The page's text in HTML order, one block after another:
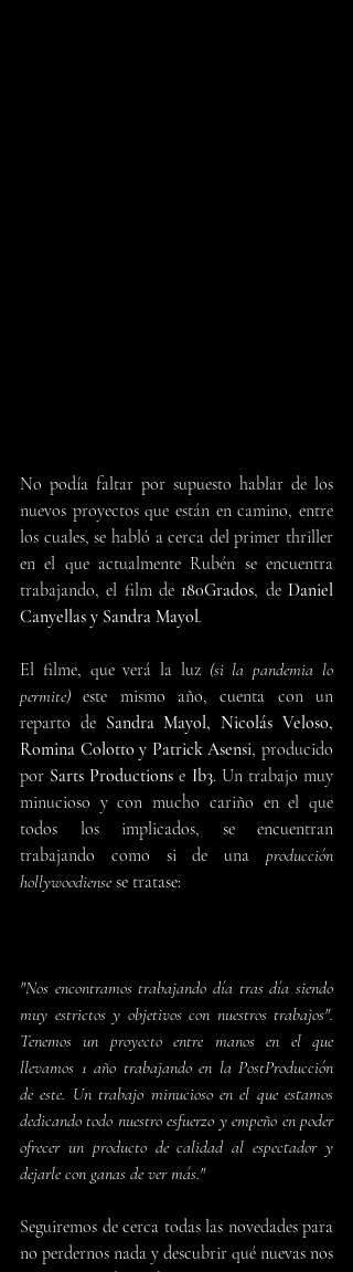
No podía faltar por supuesto hablar de los
nuevos proyectos que están en camino, entre
los cuales, se habló a cerca del primer thriller
en el que actualmente Rubén se encuentra
trabajando, el film de 180Grados, de Daniel
Canyellas y Sandra Mayol.
El filme, que verá la luz (si la pandemia lo
permite) este mismo año, cuenta con un
reparto de Sandra Mayol, Nicolás Veloso,
Romina Colotto y Patrick Asensi, producido
por Sarts Productions e Ib3. Un trabajo muy
minucioso y con mucho cariño en el que
todos los implicados, se encuentran
trabajando como si de una producción
hollywoodiense se tratase:
"Nos encontramos trabajando día tras día siendo
muy estrictos y objetivos con nuestros trabajos".
Tenemos un proyecto entre manos en el que
llevamos 1 año trabajando en la PostProducción
de este. Un trabajo minucioso en el que estamos
dedicando todo nuestro esfuerzo y empeño en poder
ofrecer un producto de calidad al espectador y
dejarle con ganas de ver más."
Seguiremos de cerca todas las novedades para
no perdernos nada y descubrir qué nuevas nos